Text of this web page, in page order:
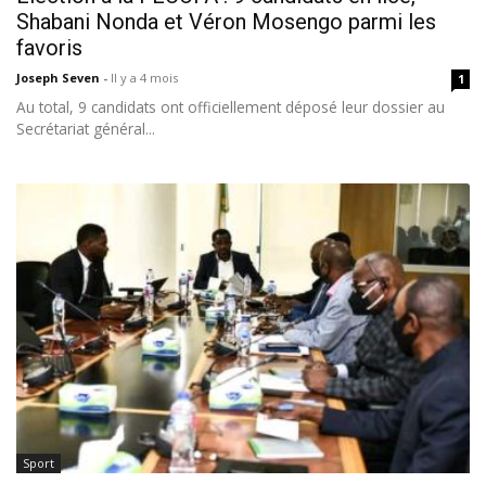
Shabani Nonda et Véron Mosengo parmi les
favoris
Joseph Seven - Il y a 4 mois 1
Au total, 9 candidats ont officiellement déposé leur dossier au
Secrétariat général...
Sport